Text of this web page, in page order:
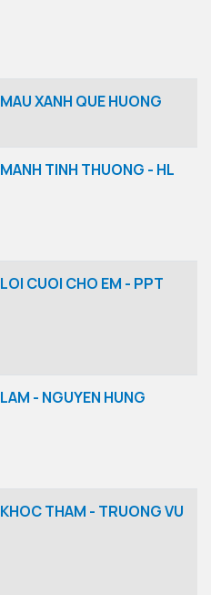
MAU XANH QUE HUONG
MANH TINH THUONG - HL
LOI CUOI CHO EM - PPT
LAM - NGUYEN HUNG
KHOC THAM - TRUONG VU